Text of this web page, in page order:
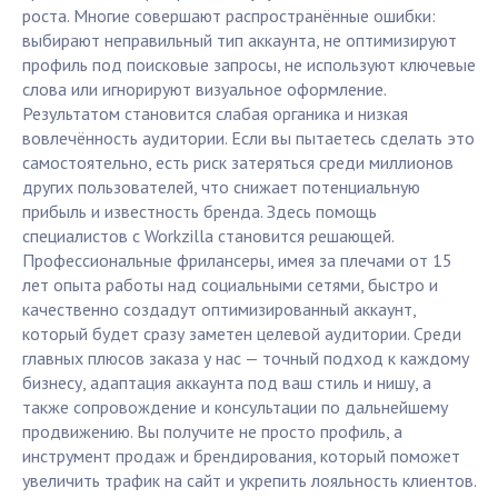
роста. Многие совершают распространённые ошибки:
выбирают неправильный тип аккаунта, не оптимизируют
профиль под поисковые запросы, не используют ключевые
слова или игнорируют визуальное оформление.
Результатом становится слабая органика и низкая
вовлечённость аудитории. Если вы пытаетесь сделать это
самостоятельно, есть риск затеряться среди миллионов
других пользователей, что снижает потенциальную
прибыль и известность бренда. Здесь помощь
специалистов с Workzilla становится решающей.
Профессиональные фрилансеры, имея за плечами от 15
лет опыта работы над социальными сетями, быстро и
качественно создадут оптимизированный аккаунт,
который будет сразу заметен целевой аудитории. Среди
главных плюсов заказа у нас — точный подход к каждому
бизнесу, адаптация аккаунта под ваш стиль и нишу, а
также сопровождение и консультации по дальнейшему
продвижению. Вы получите не просто профиль, а
инструмент продаж и брендирования, который поможет
увеличить трафик на сайт и укрепить лояльность клиентов.